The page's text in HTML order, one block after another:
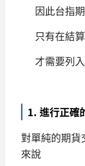
因此台指期
只有在結算
才需要列入
1. 進行正確
對單純的期
來說